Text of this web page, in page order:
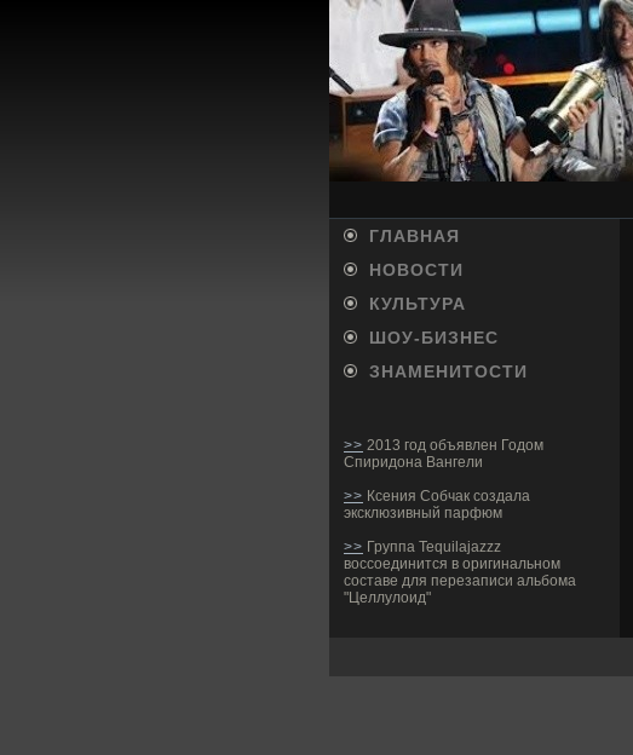
ГЛАВНАЯ
НОВОСТИ
КУЛЬТУРА
ШОУ-БИ­ЗНЕС
ЗНАМЕНИТОСТИ
>> 2013 год объявлен Годом
Спиридона Вангели
>> Ксения Собчак создала
эксклюзивный парфюм
>> Группа Tequilajazzz
воссоединится в оригинальном
составе для перезаписи альбома
"Целлулоид"